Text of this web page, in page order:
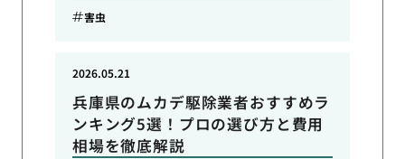
害虫
兵庫県のムカデ駆除業者おすすめラ
ンキング5選！プロの選び方と費用
相場を徹底解説
2026.05.21